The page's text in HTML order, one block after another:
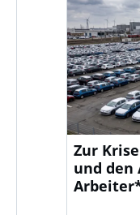
Zur
und den